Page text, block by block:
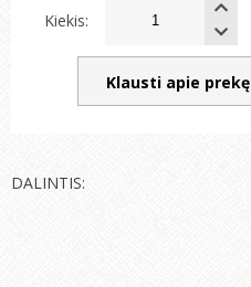
Kiekis:
Klausti apie prekę
DALINTIS: